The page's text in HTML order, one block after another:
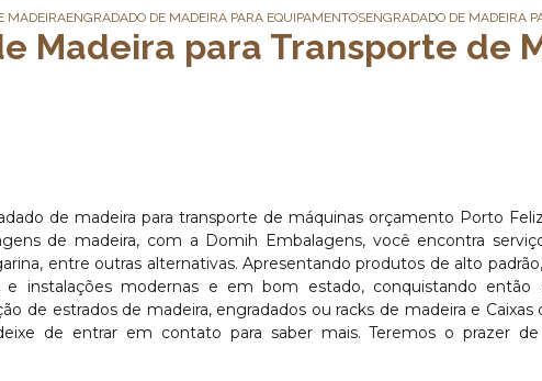
MADEIRAENGRADADO DE MADEIRA PARA EQUIPAMENTOSENGRADADO DE MADEIRA
Madeira para Transporte de
de madeira para transporte de máquinas orçamento Porto
de madeira, com a Domih Embalagens, você encontra
entre outras alternativas. Apresentando produtos de alto
e instalações modernas e em bom estado, conquistando
de estrados de madeira, engradados ou racks de madeira e
de entrar em contato para saber mais. Teremos o prazer